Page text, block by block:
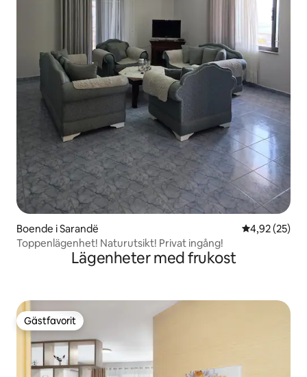
Boende i Sarandë 4,92 av 5 i
4,92 (25)
Toppenlägenhet! Naturutsikt! Privat ingång!
Lägenheter med frukost
Gästfavorit
Gästfavorit